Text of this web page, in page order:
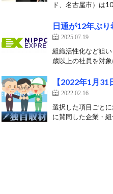
ド、名古屋市）は
日通が12年ぶ
2025.07.19
組織活性化など狙
歳以上の社員を対
【2022年1月
2022.02.16
選択した項目ごと
に賛同した企業・